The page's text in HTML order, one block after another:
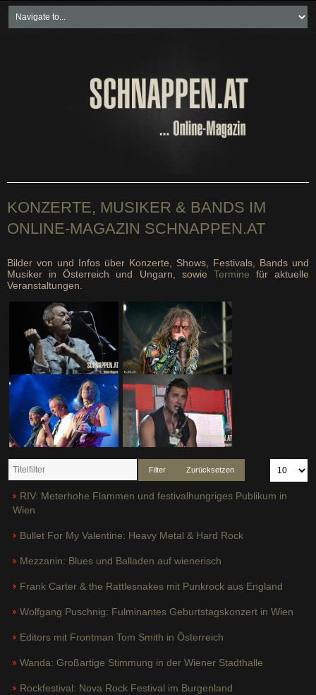
Neueste Beiträge
Soziales & Projekte
Wirtschaft & Politik
KONZERTE, MUSIKER & BANDS IM
ONLINE-MAGAZIN SCHNAPPEN.AT
Bilder von und Infos über Konzerte, Shows, Festivals, Bands und
Musiker in Österreich und Ungarn, sowie Termine für aktuelle
Veranstaltungen.
Filter Zurücksetzen
RIV: Meterhohe Flammen und festivalhungriges Publikum in
Wien
Bullet For My Valentine: Heavy Metal & Hard Rock
Mezzanin: Blues und Balladen auf wienerisch
Frank Carter & the Rattlesnakes mit Punkrock aus England
Wolfgang Puschnig: Fulminantes Geburtstagskonzert in Wien
Editors mit Frontman Tom Smith in Österreich
Wanda: Großartige Stimmung in der Wiener Stadthalle
Rockfestival: Nova Rock Festival im Burgenland